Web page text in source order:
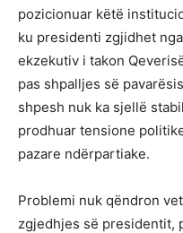
pozicionuar këtë
ku presidenti zgjidhet
ekzekutiv i takon
pas shpalljes së
shpesh nuk ka sjellë
prodhuar tensione
pazare ndërpartiake.
Problemi nuk qëndron
zgjedhjes së presidentit,